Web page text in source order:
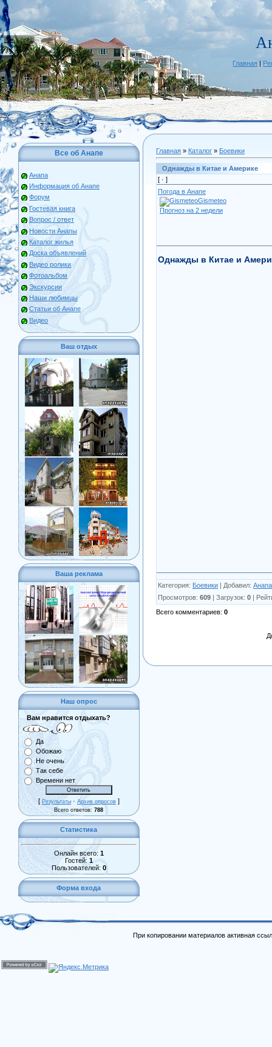
Главная|
Все об Анапе
Анапа
Информация об Анапе
Форум
Гостевая книга
Вопрос / ответ
Новости Анапы
Каталог жилья
Доска объявлений
Видео ролики
Фотоальбом
Экскурсии
Наши любимцы
Статьи об Анапе
Видео
Ваш отдых
Ваша реклама
Наш опрос
Вам нравится отдыхать?
Да
Обожаю
Не очень
Так себе
Времени нет
[ Результаты · Архив опросов ]
Всего ответов:788
Статистика
Онлайн всего: 1
Гостей: 1
Пользователей: 0
Форма входа
Главная » Каталог » Боевики
Однажды в Китае и Америке
[ · ]
Погода в Анапе
Gismeteo
Прогноз на 2 недели
Однажды в Китае и
Категория: Боевики | Добавил: Анапа
Просмотров: 609 | Загрузок: 0 |
Всего комментариев: 0
При копировании материалов активная